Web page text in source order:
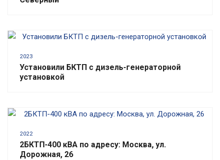
2023
Установили БКТП с дизель-генераторной
установкой
2022
2БКТП-400 кВА по адресу: Москва, ул.
Дорожная, 26